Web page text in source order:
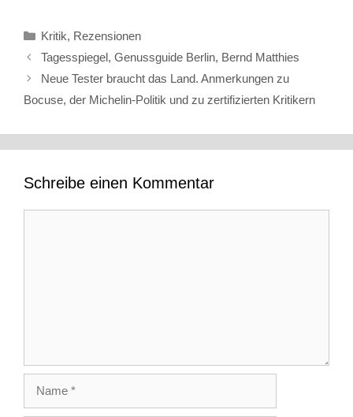
Kategorien
Kritik, Rezensionen
Tagesspiegel, Genussguide Berlin, Bernd Matthies
Neue Tester braucht das Land. Anmerkungen zu
Bocuse, der Michelin-Politik und zu zertifizierten Kritikern
Schreibe einen Kommentar